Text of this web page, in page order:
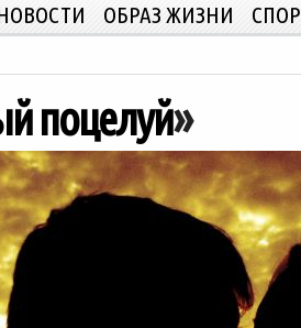
ОБРАЗ ЖИЗНИ
поцелуй»